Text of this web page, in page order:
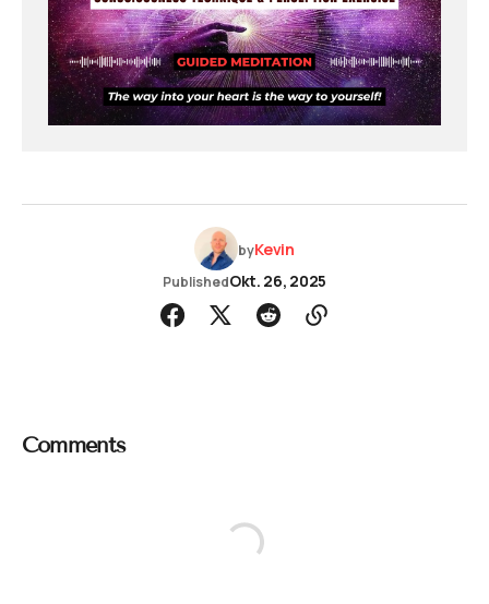
byKevin
PublishedOkt. 26, 2025
Comments